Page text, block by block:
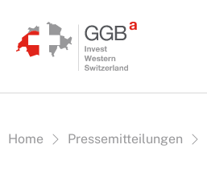
Vous êtes ici:
Home Pressemitteilungen